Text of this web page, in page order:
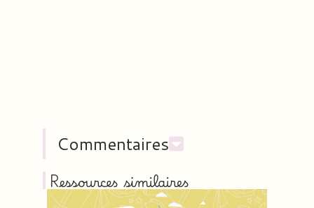
Commentaires
Ressources similaires